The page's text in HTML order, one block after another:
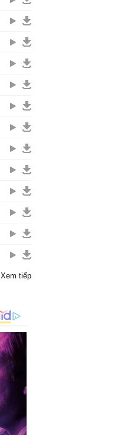
Xem tiếp